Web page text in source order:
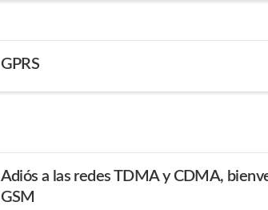
GPRS
Adiós a las redes TDMA y CDMA,
GSM